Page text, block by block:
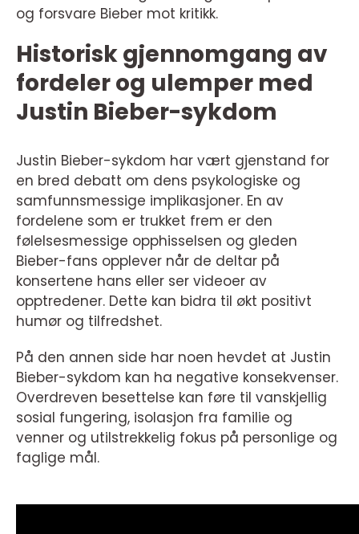
og forsvare Bieber mot kritikk.
Historisk gjennomgang av
fordeler og ulemper med
Justin Bieber-sykdom
Justin Bieber-sykdom har vært gjenstand for
en bred debatt om dens psykologiske og
samfunnsmessige implikasjoner. En av
fordelene som er trukket frem er den
følelsesmessige opphisselsen og gleden
Bieber-fans opplever når de deltar på
konsertene hans eller ser videoer av
opptredener. Dette kan bidra til økt positivt
humør og tilfredshet.
På den annen side har noen hevdet at Justin
Bieber-sykdom kan ha negative konsekvenser.
Overdreven besettelse kan føre til vanskjellig
sosial fungering, isolasjon fra familie og
venner og utilstrekkelig fokus på personlige og
faglige mål.